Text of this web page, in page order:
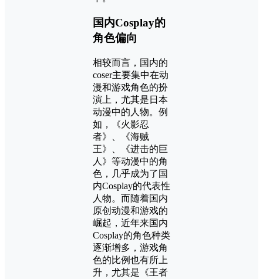
国内Cosplay的
角色偏向
相较而言，国内的
coser主要集中在动
漫和游戏角色的扮
演上，尤其是日本
动漫中的人物。例
如，《火影忍
者》、《海贼
王》、《进击的巨
人》等动漫中的角
色，几乎成为了国
内Cosplay的代表性
人物。而随着国内
原创动漫和游戏的
崛起，近年来国内
Cosplay的角色种类
逐渐增多，游戏角
色的比例也有所上
升，尤其是《王者